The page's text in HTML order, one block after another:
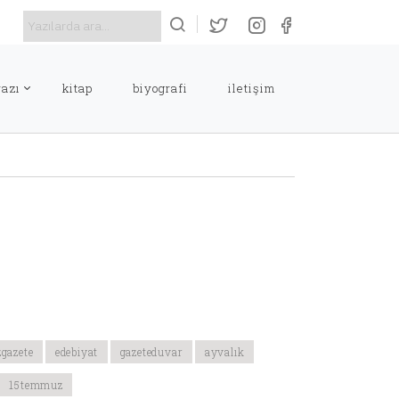
kitap biyografi i̇letişim
edebiyat gazeteduvar ayvalık
15temmuz